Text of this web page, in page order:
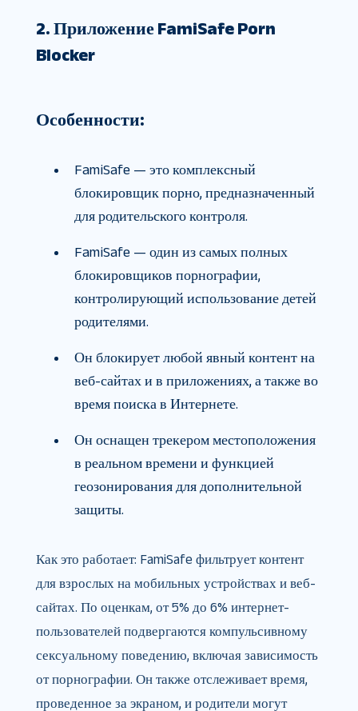
2. Приложение FamiSafe Porn
Blocker
Особенности:
FamiSafe — это комплексный
блокировщик порно, предназначенный
для родительского контроля.
FamiSafe — один из самых полных
блокировщиков порнографии,
контролирующий использование детей
родителями.
Он блокирует любой явный контент на
веб-сайтах и в приложениях, а также во
время поиска в Интернете.
Он оснащен трекером местоположения
в реальном времени и функцией
геозонирования для дополнительной
защиты.
Как это работает: FamiSafe фильтрует контент
для взрослых на мобильных устройствах и веб-
сайтах. По оценкам, от 5% до 6% интернет-
пользователей подвергаются компульсивному
сексуальному поведению, включая зависимость
от порнографии. Он также отслеживает время,
проведенное за экраном, и родители могут